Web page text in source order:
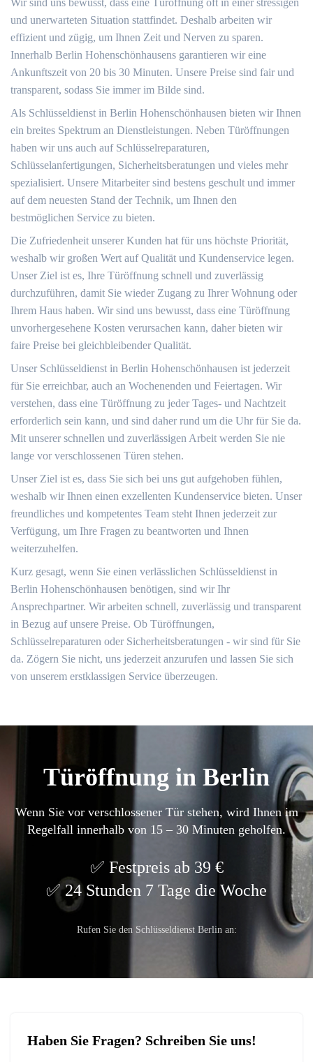
Wir sind uns bewusst, dass eine Türöffnung oft in einer stressigen
und unerwarteten Situation stattfindet. Deshalb arbeiten wir
effizient und zügig, um Ihnen Zeit und Nerven zu sparen.
Innerhalb Berlin Hohenschönhausens garantieren wir eine
Ankunftszeit von 20 bis 30 Minuten. Unsere Preise sind fair und
transparent, sodass Sie immer im Bilde sind.
Als Schlüsseldienst in Berlin Hohenschönhausen bieten wir Ihnen
ein breites Spektrum an Dienstleistungen. Neben Türöffnungen
haben wir uns auch auf Schlüsselreparaturen,
Schlüsselanfertigungen, Sicherheitsberatungen und vieles mehr
spezialisiert. Unsere Mitarbeiter sind bestens geschult und immer
auf dem neuesten Stand der Technik, um Ihnen den
bestmöglichen Service zu bieten.
Die Zufriedenheit unserer Kunden hat für uns höchste Priorität,
weshalb wir großen Wert auf Qualität und Kundenservice legen.
Unser Ziel ist es, Ihre Türöffnung schnell und zuverlässig
durchzuführen, damit Sie wieder Zugang zu Ihrer Wohnung oder
Ihrem Haus haben. Wir sind uns bewusst, dass eine Türöffnung
unvorhergesehene Kosten verursachen kann, daher bieten wir
faire Preise bei gleichbleibender Qualität.
Unser Schlüsseldienst in Berlin Hohenschönhausen ist jederzeit
für Sie erreichbar, auch an Wochenenden und Feiertagen. Wir
verstehen, dass eine Türöffnung zu jeder Tages- und Nachtzeit
erforderlich sein kann, und sind daher rund um die Uhr für Sie da.
Mit unserer schnellen und zuverlässigen Arbeit werden Sie nie
lange vor verschlossenen Türen stehen.
Unser Ziel ist es, dass Sie sich bei uns gut aufgehoben fühlen,
weshalb wir Ihnen einen exzellenten Kundenservice bieten. Unser
freundliches und kompetentes Team steht Ihnen jederzeit zur
Verfügung, um Ihre Fragen zu beantworten und Ihnen
weiterzuhelfen.
Kurz gesagt, wenn Sie einen verlässlichen Schlüsseldienst in
Berlin Hohenschönhausen benötigen, sind wir Ihr
Ansprechpartner. Wir arbeiten schnell, zuverlässig und transparent
in Bezug auf unsere Preise. Ob Türöffnungen,
Schlüsselreparaturen oder Sicherheitsberatungen - wir sind für Sie
da. Zögern Sie nicht, uns jederzeit anzurufen und lassen Sie sich
von unserem erstklassigen Service überzeugen.
Türöffnung in Berlin
Wenn Sie vor verschlossener Tür stehen, wird Ihnen im
Regelfall innerhalb von 15 – 30 Minuten geholfen.
Festpreis ab 39 €
24 Stunden 7 Tage die Woche
Rufen Sie den Schlüsseldienst Berlin an:
Haben Sie Fragen? Schreiben Sie uns!